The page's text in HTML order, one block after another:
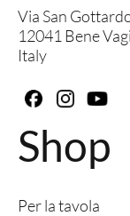
Via San
12041 Bene
Italy
Shop
Per la tavola